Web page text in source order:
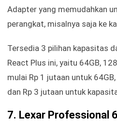
Adapter yang memudahkan
perangkat, misalnya saja ke
Tersedia 3 pilihan kapasitas
React Plus ini, yaitu 64GB,
mulai Rp 1 jutaan untuk
dan Rp 3 jutaan untuk
7. Lexar Professional